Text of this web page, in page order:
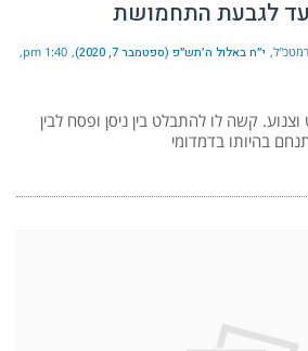
לגבעת התחמושת
י״ח באלול ה׳תש״פ (ספטמבר 7, 2020) 1:40 pm
קשה לו להתבלט בין ניסן ופסח לבין
בהיותו בדמדומי